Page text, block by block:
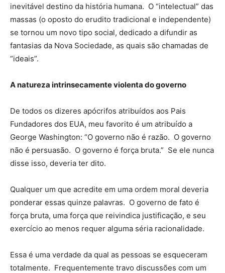
inevitável destino da história humana. O “intelectual” das
massas (o oposto do erudito tradicional e independente)
se tornou um novo tipo social, dedicado a difundir as
fantasias da Nova Sociedade, as quais são chamadas de
“ideais”.
A natureza intrinsecamente violenta do governo
De todos os dizeres apócrifos atribuídos aos Pais
Fundadores dos EUA, meu favorito é um atribuído a
George Washington: “O governo não é razão. O governo
não é persuasão. O governo é força bruta.” Se ele nunca
disse isso, deveria ter dito.
Qualquer um que acredite em uma ordem moral deveria
ponderar essas quinze palavras. O governo de fato é
força bruta, uma força que reivindica justificação, e seu
exercício ao menos requer alguma séria racionalidade.
Essa é uma verdade da qual as pessoas se esqueceram
totalmente. Frequentemente travo discussões com um